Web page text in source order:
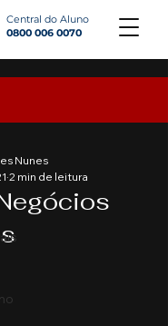
Central do Aluno
0800 006 0070
Nunes
2 min de leitura